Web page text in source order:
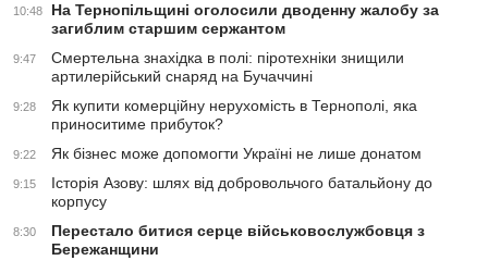
10:48
На Тернопільщині оголосили дводенну жалобу за
загиблим старшим сержантом
9:47
Смертельна знахідка в полі: піротехніки знищили
артилерійський снаряд на Бучаччині
9:28
Як купити комерційну нерухомість в Тернополі, яка
приноситиме прибуток?
9:22 Як бізнес може допомогти Україні не лише донатом
9:15
Історія Азову: шлях від добровольчого батальйону до
корпусу
8:30
Перестало битися серце військовослужбовця з
Бережанщини